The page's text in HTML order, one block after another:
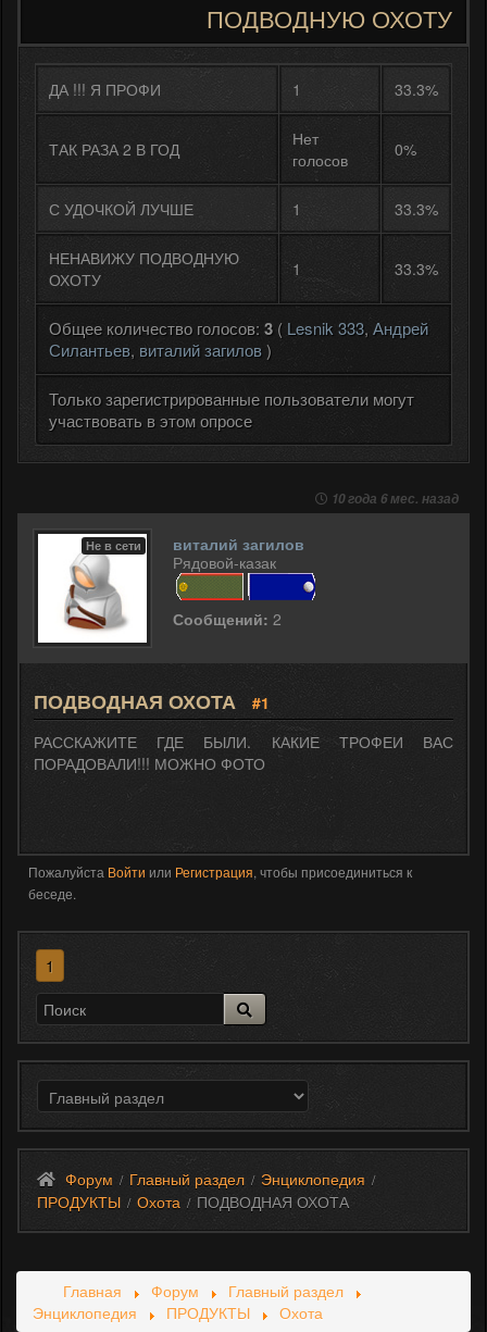
ПОДВОДНУЮ ОХОТУ
ДА !!! Я ПРОФИ 1 33.3%
ТАК РАЗА 2 В ГОД
Нет
голосов
0%
С УДОЧКОЙ ЛУЧШЕ 1 33.3%
НЕНАВИЖУ ПОДВОДНУЮ
ОХОТУ
1 33.3%
Общее количество голосов: 3 ( Lesnik 333, Андрей
Силантьев, виталий загилов)
Только зарегистрированные пользователи могут
участвовать в этом опросе
10 года 6 мес. назад
Не в сети
виталий загилов
Рядовой-казак
Сообщений: 2
ПОДВОДНАЯ ОХОТА
#1
РАССКАЖИТЕ ГДЕ БЫЛИ. КАКИЕ ТРОФЕИ ВАС
ПОРАДОВАЛИ!!! МОЖНО ФОТО
Пожалуйста Войти или Регистрация, чтобы присоединиться к
беседе.
1
Форум / Главный раздел / Энциклопедия /
ПРОДУКТЫ / Охота / ПОДВОДНАЯ ОХОТА
Главная Форум
Главный раздел
Энциклопедия
ПРОДУКТЫ Охота